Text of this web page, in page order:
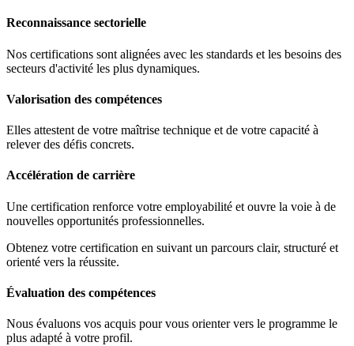
Reconnaissance sectorielle
Nos certifications sont alignées avec les standards et les besoins des
secteurs d'activité les plus dynamiques.
Valorisation des compétences
Elles attestent de votre maîtrise technique et de votre capacité à
relever des défis concrets.
Accélération de carrière
Une certification renforce votre employabilité et ouvre la voie à de
nouvelles opportunités professionnelles.
Obtenez votre certification en suivant un parcours clair, structuré et
orienté vers la réussite.
Évaluation des compétences
Nous évaluons vos acquis pour vous orienter vers le programme le
plus adapté à votre profil.